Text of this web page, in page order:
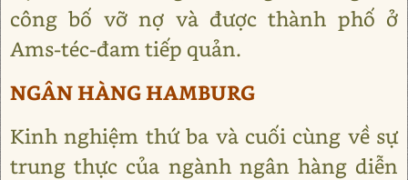
công bố vỡ nợ và được thành phố ở
Ams-téc-đam tiếp quản.
NGÂN HÀNG HAMBURG
Kinh nghiệm thứ ba và cuối cùng về sự
trung thực của ngành ngân hàng diễn